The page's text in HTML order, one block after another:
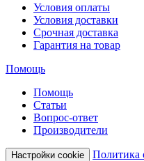
Условия оплаты
Условия доставки
Срочная доставка
Гарантия на товар
Помощь
Помощь
Статьи
Вопрос-ответ
Производители
Настройки cookie
Политика